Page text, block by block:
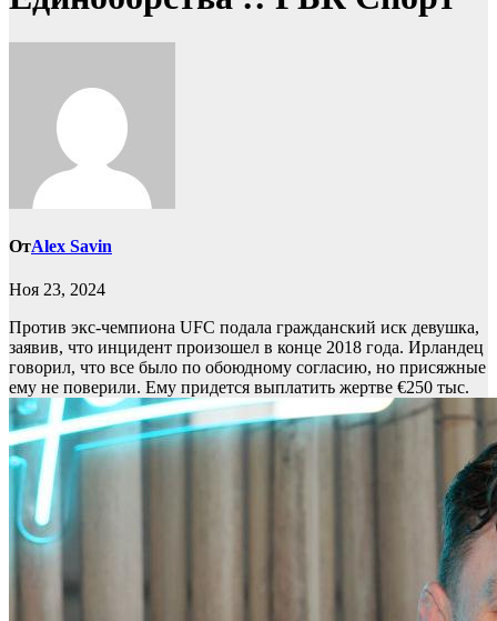
ОтAlex Savin
Ноя 23, 2024
Против экс-чемпиона UFC подала гражданский иск девушка,
заявив, что инцидент произошел в конце 2018 года. Ирландец
говорил, что все было по обоюдному согласию, но присяжные
ему не поверили. Ему придется выплатить жертве €250 тыс.